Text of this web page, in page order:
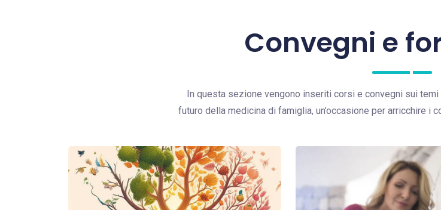
Convegni e
In questa sezione vengono inseriti corsi e convegni sui
futuro della medicina di famiglia, un’occasione per arricchire i